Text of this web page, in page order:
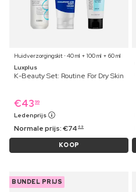
Huidverzorgingskit ⋅ 40 ml + 100 ml + 60 ml
Luxplus
K-Beauty Set: Routine For Dry Skin
€43 99
Ledenprijs
Normale prijs:€74 69
KOOP
BUNDEL PRIJS